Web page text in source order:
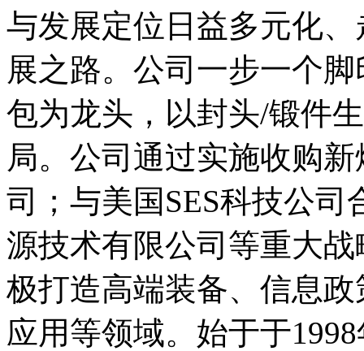
与发展定位日益多元化
展之路。公司一步一个
包为龙头，以封头/锻件
局。公司通过实施收购
司；与美国SES科技公
源技术有限公司等重大
极打造高端装备、信息
应用等领域。始于于